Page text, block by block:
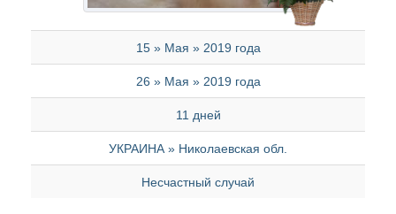
15 » Мая » 2019 года
26 » Мая » 2019 года
11 дней
УКРАИНА » Николаевская обл.
Несчастный случай